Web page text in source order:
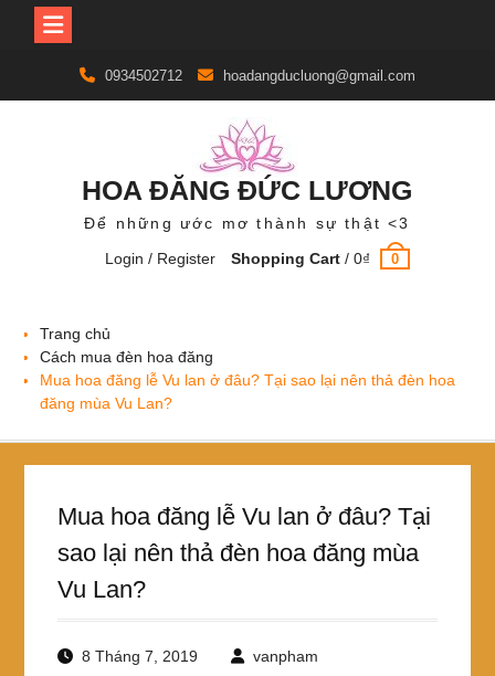
content
0934502712 hoadangducluong@gmail.com
HOA ĐĂNG ĐỨC LƯƠNG
Để những ước mơ thành sự thật <3
Login / Register
Shopping Cart /0₫ 0
Trang chủ
Cách mua đèn hoa đăng
Mua hoa đăng lễ Vu lan ở đâu? Tại sao lại nên thả đèn hoa
đăng mùa Vu Lan?
Mua hoa đăng lễ Vu lan ở đâu? Tại
sao lại nên thả đèn hoa đăng mùa
Vu Lan?
8 Tháng 7, 2019 vanpham